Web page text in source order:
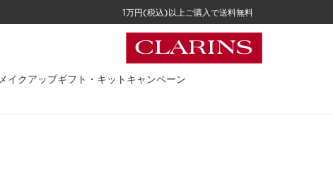
1万円(税込)以上ご購入で送料無料
メイクアップギフト・キット キャンペーン